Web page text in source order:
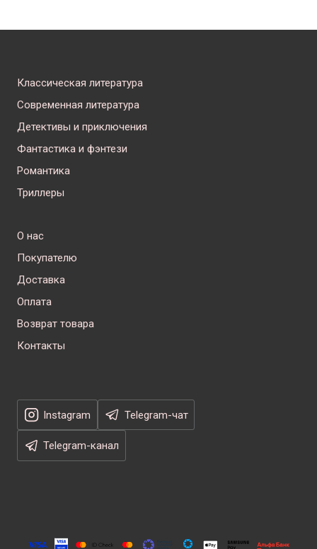
Классическая литература
Современная литература
Детективы и приключения
Фантастика и фэнтези
Романтика
Триллеры
О нас
Покупателю
Доставка
Оплата
Возврат товара
Контакты
Instagram Telegram-чат
Telegram-канал